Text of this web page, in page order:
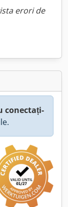
erori de
conectați-